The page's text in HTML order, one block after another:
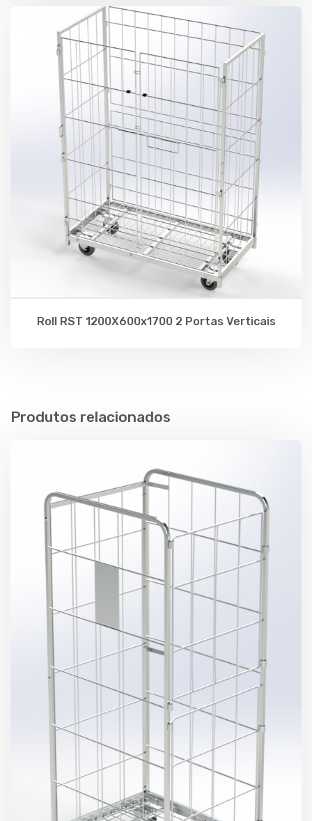
Roll RST 1200X600x1700 2 Portas Verticais
Produtos relacionados